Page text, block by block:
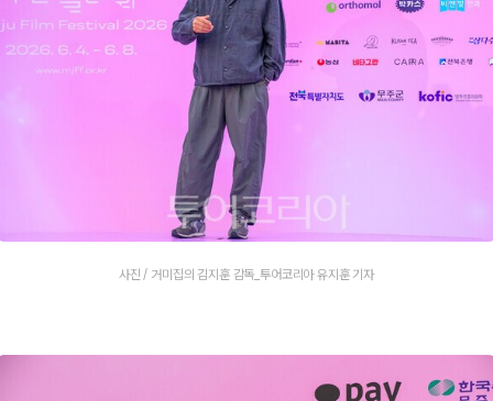
사진 / 거미집의 김지훈 감독_투어코리아 유지훈 기자